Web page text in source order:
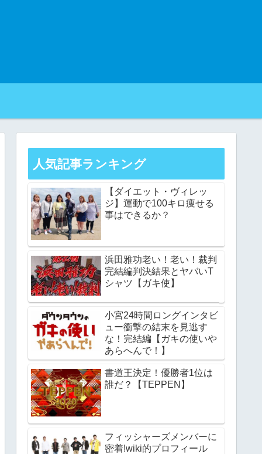
人気記事ランキング
【ダイエット・ヴィレッ
ジ】運動で100キロ痩せる
事はできるか？
浜田雅功老い！老い！裁判
完結編判決結果とヤバいT
シャツ【ガキ使】
小宮24時間ロングインタビ
ュー衝撃の結末を見逃す
な！完結編【ガキの使いや
あらへんで！】
書道王決定！優勝者1位は
誰だ？【TEPPEN】
フィッシャーズメンバーに
密着!wiki的プロフィール